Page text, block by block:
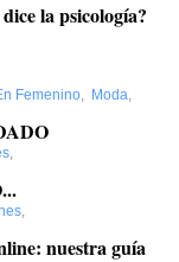
la psicología?
Femenino, Moda,
,
,
nuestra guía